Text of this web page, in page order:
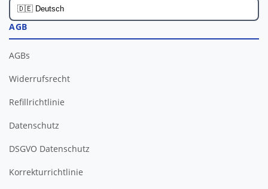
AGB
AGBs
Widerrufsrecht
Refillrichtlinie
Datenschutz
DSGVO Datenschutz
Korrekturrichtlinie